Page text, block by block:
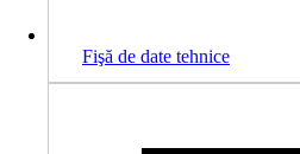
Fişă de date tehnice